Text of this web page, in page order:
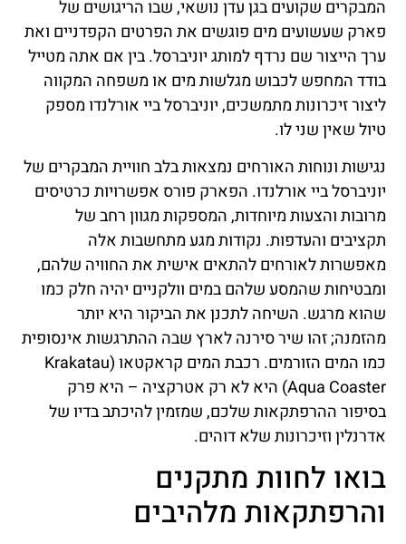
המבקרים שקועים בגן עדן נושאי, שבו הריגושים של
פארק שעשועים מים פוגשים את הפרטים הקפדניים ואת
ערך הייצור שם נרדף למותג יוניברסל. בין אם אתה מטייל
בודד המחפש לכבוש מגלשות מים או משפחה המקווה
ליצור זיכרונות מתמשכים, יוניברסל ביי אורלנדו מספק
טיול שאין שני לו.
נגישות ונוחות האורחים נמצאות בלב חוויית המבקרים של
יוניברסל ביי אורלנדו. הפארק פורס אפשרויות כרטיסים
מרובות והצעות מיוחדות, המספקות מגוון רחב של
תקציבים והעדפות. נקודות מגע מתחשבות אלה
מאפשרות לאורחים להתאים אישית את החוויה שלהם,
ומבטיחות שהמסע שלהם במים וולקניים יהיה חלק כמו
שהוא מרגש. השיחה לתכנן את הביקור היא יותר
מהזמנה; זהו שיר סירנה לארץ שבה ההתרגשות אינסופית
כמו המים הזורמים. רכבת המים קראקטאו (Krakatau
Aqua Coaster) היא לא רק אטרקציה – היא פרק
בסיפור ההרפתקאות שלכם, שמזמין להיכתב בדיו של
אדרנלין וזיכרונות שלא דוהים.
בואו לחוות מתקנים
והרפתקאות מלהיבים